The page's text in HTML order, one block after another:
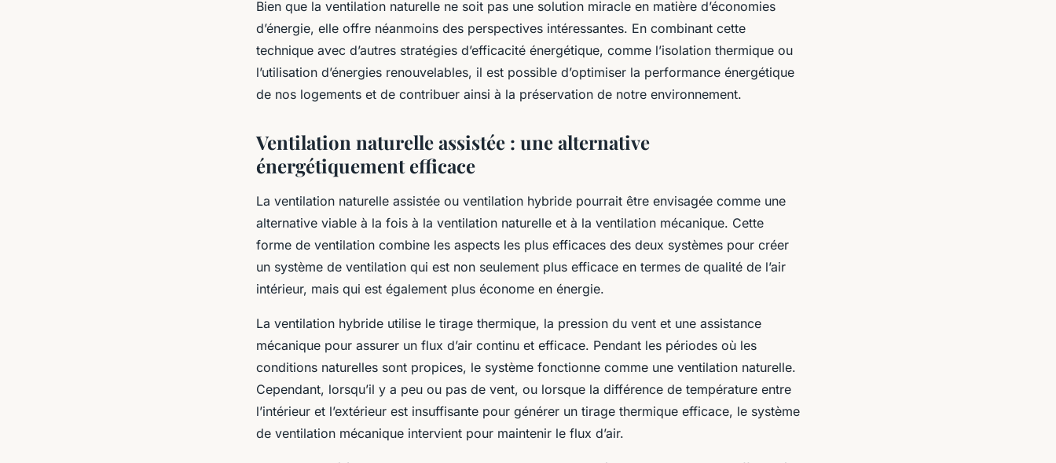
Bien que la ventilation naturelle ne soit pas une solution miracle en matière d’économies
d’énergie, elle offre néanmoins des perspectives intéressantes. En combinant cette
technique avec d’autres stratégies d’efficacité énergétique, comme l’isolation thermique ou
l’utilisation d’énergies renouvelables, il est possible d’optimiser la performance énergétique
de nos logements et de contribuer ainsi à la préservation de notre environnement.
Ventilation naturelle assistée : une alternative
énergétiquement efficace
La ventilation naturelle assistée ou ventilation hybride pourrait être envisagée comme une
alternative viable à la fois à la ventilation naturelle et à la ventilation mécanique. Cette
forme de ventilation combine les aspects les plus efficaces des deux systèmes pour créer
un système de ventilation qui est non seulement plus efficace en termes de qualité de l’air
intérieur, mais qui est également plus économe en énergie.
La ventilation hybride utilise le tirage thermique, la pression du vent et une assistance
mécanique pour assurer un flux d’air continu et efficace. Pendant les périodes où les
conditions naturelles sont propices, le système fonctionne comme une ventilation naturelle.
Cependant, lorsqu’il y a peu ou pas de vent, ou lorsque la différence de température entre
l’intérieur et l’extérieur est insuffisante pour générer un tirage thermique efficace, le système
de ventilation mécanique intervient pour maintenir le flux d’air.